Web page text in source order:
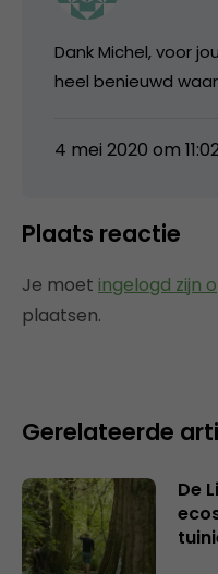
Dank Michel, voor
heel benieuwd
4 mei 2020 om
Plaats reactie
Je moet ingelogd zijn
plaatsen.
Gerelateerde
De